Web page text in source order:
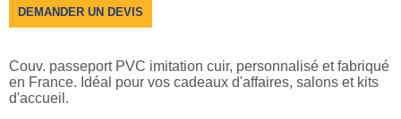
DEMANDER UN DEVIS
Couv. passeport PVC imitation cuir, personnalisé et fabriqué
en France. Idéal pour vos cadeaux d'affaires, salons et kits
d'accueil.